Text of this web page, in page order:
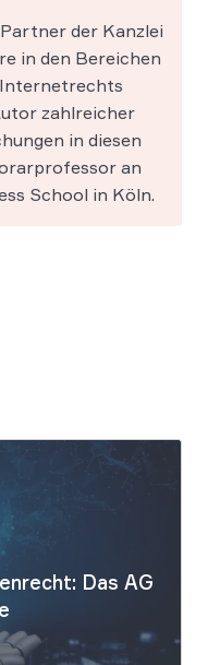
der Kanzlei
in den Bereichen
Internetrechts
zahlreicher
in diesen
an
School in Köln.
Das AG